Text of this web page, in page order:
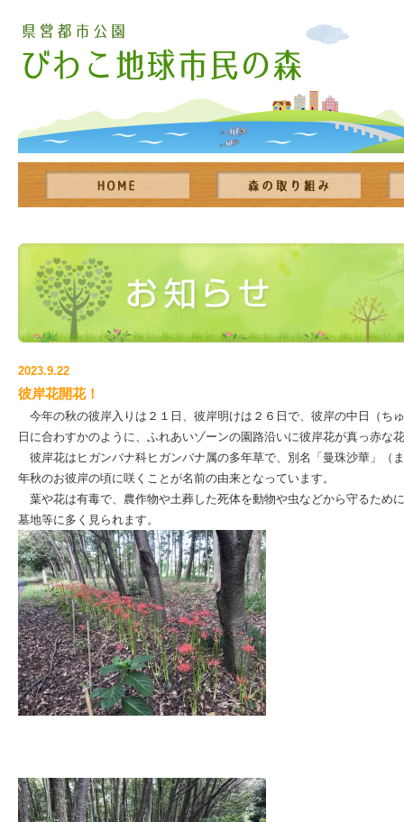
2023.9.22
彼岸花開花！
今年の秋の彼岸入りは２１日、彼岸明けは２６日で、彼岸の中日（ち
日に合わすかのように、ふれあいゾーンの園路沿いに彼岸花が真っ赤な
彼岸花はヒガンバナ科ヒガンバナ属の多年草で、別名「曼珠沙華」（
年秋のお彼岸の頃に咲くことが名前の由来となっています。
葉や花は有毒で、農作物や土葬した死体を動物や虫などから守るため
墓地等に多く見られます。